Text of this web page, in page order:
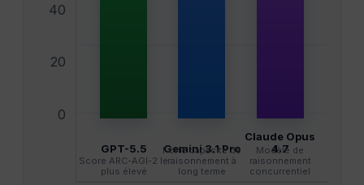
40
20
0
GPT-5.5
Score ARC-AGI-2 le
plus élevé
Gemini 3.1 Pro
Forte capacité de
raisonnement à
long terme
Claude Opus
4.7
Modèle de
raisonnement
concurrentiel